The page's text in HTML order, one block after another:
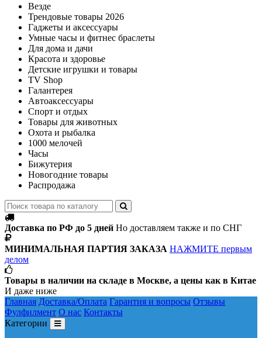
Везде
Трендовые товары 2026
Гаджеты и аксессуары
Умные часы и фитнес браслеты
Для дома и дачи
Красота и здоровье
Детские игрушки и товары
TV Shop
Галантерея
Автоаксессуары
Спорт и отдых
Товары для животных
Охота и рыбалка
1000 мелочей
Часы
Бижутерия
Новогодние товары
Распродажа
Доставка по РФ до 5 дней Но доставляем также и по СНГ
МИНИМАЛЬНАЯ ПАРТИЯ ЗАКАЗА НАЖМИТЕ первым
делом
Товары в наличии на складе в Москве, а цены как в Китае
И даже ниже
Главная Доставка/Оплата Гарантия и вопросы Отзывы
Фулфилмент О нас Контакты
Категории